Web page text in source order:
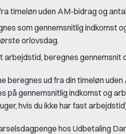
timeløn uden AM-bidrag og
som gennemsnitlig indkomst
orlovsdag.
arbejdstid, beregnes gennemsnit
beregnes ud fra din timeløn
på gennemsnitlig indkomst og
hvis du ikke har fast
hos Udbetaling